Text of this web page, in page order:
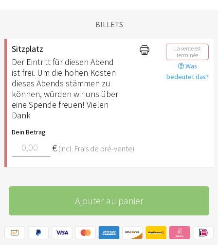
BILLETS
Sitzplatz
Der Eintritt für diesen Abend
ist frei. Um die hohen Kosten
dieses Abends stämmen zu
können, würden wir uns über
eine Spende freuen! Vielen
Dank
Dein Betrag
€ (incl. Frais de pré-vente)
La vente est
terminée
Was
bedeutet das?
Ajouter au panier